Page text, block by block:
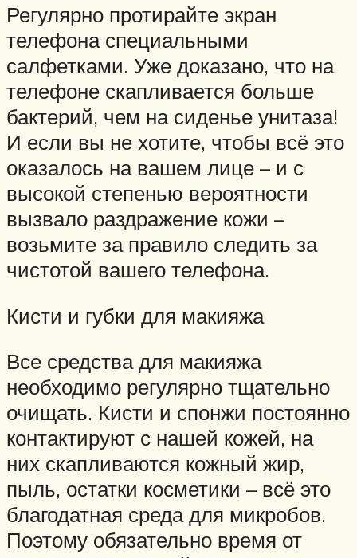
Регулярно протирайте экран
телефона специальными
салфетками. Уже доказано, что на
телефоне скапливается больше
бактерий, чем на сиденье унитаза!
И если вы не хотите, чтобы всё это
оказалось на вашем лице – и с
высокой степенью вероятности
вызвало раздражение кожи –
возьмите за правило следить за
чистотой вашего телефона.
Кисти и губки для макияжа
Все средства для макияжа
необходимо регулярно тщательно
очищать. Кисти и спонжи постоянно
контактируют с нашей кожей, на
них скапливаются кожный жир,
пыль, остатки косметики – всё это
благодатная среда для микробов.
Поэтому обязательно время от